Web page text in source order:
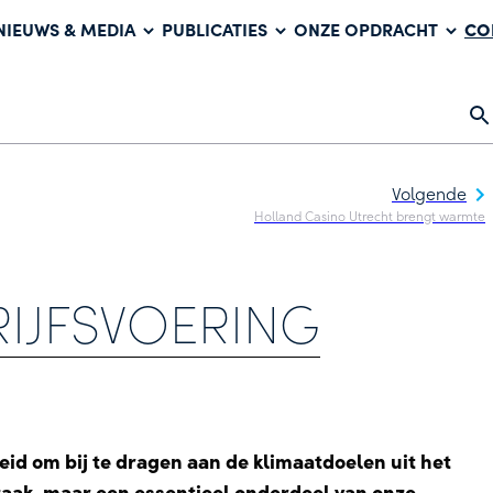
& MEDIA PUBLICATIES ONZE OPDRACHT
Volgende
Holland Casino Utrecht brengt warmte
om bij te dragen aan de klimaatdoelen uit het